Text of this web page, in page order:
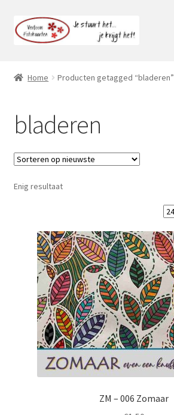
Ga
door
Ga
naar
Mijn account
Home Producten getagged “bladeren”
bladeren
Enig resultaat
ZM – 006 Zomaar